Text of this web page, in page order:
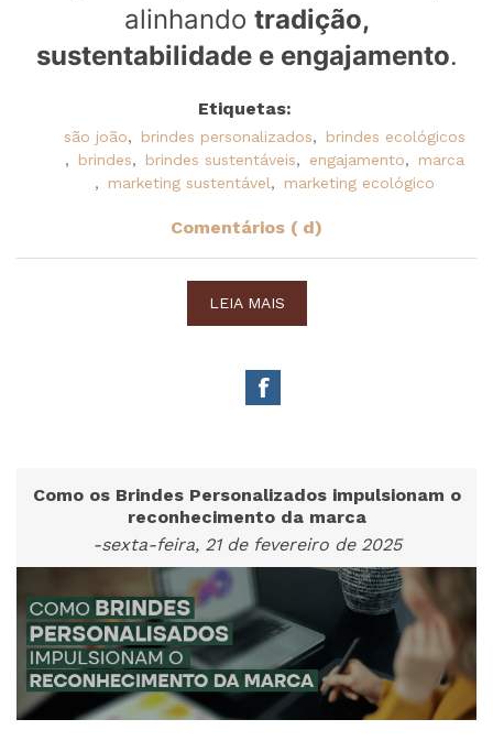
alinhando tradição,
sustentabilidade e engajamento.
Etiquetas:
são joão, brindes personalizados,
brindes ecológicos
,
brindes, brindes sustentáveis, engajamento,
marca
,
marketing sustentável, marketing ecológico
Comentários ( d)
LEIA MAIS
Como os Brindes Personalizados impulsionam o
reconhecimento da marca
-sexta-feira, 21 de fevereiro de 2025